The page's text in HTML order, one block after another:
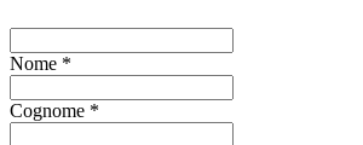
Nome *
Cognome *